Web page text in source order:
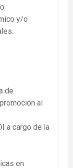
y/o
de
al
a cargo de la
en